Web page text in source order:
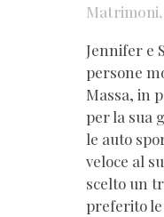
Matrimoni,
Jennifer e
persone
Massa, in
per la sua
le auto
veloce al
scelto un
preferito